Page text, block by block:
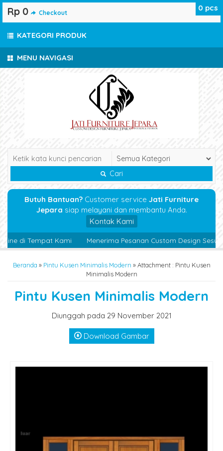
MENU NAVIGASI
Cari
Butuh Bantuan? Customer service Jati Furniture
Jepara siap melayani dan membantu Anda.
Kontak Kami
di Tempat Kami Menerima Pesanan Custom Design Sesuai
Beranda » Pintu Kusen Minimalis Modern » Attachment : Pintu Kusen
Minimalis Modern
Pintu Kusen Minimalis Modern
Diunggah pada 29 November 2021
Download Gambar
0 pcs
Rp 0 Checkout
KATEGORI PRODUK